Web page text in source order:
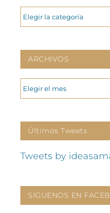
CATEGORIAS
ARCHIVOS
ARCHIVOS
Últimos Tweets
Tweets by
SÍGUENOS EN